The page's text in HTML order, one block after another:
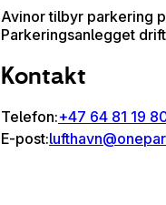
Avinor tilbyr parkering
Parkeringsanlegget
Kontakt
Telefon:+47 64 81 19
E-post: